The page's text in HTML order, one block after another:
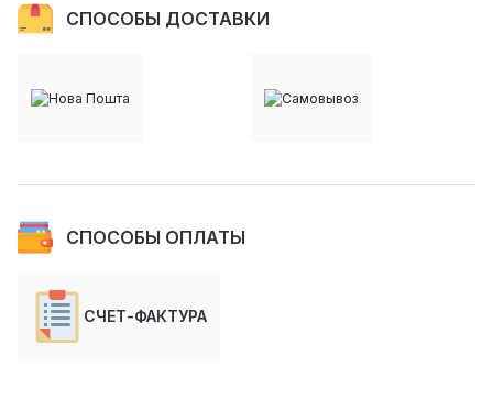
СПОСОБЫ ДОСТАВКИ
СПОСОБЫ ОПЛАТЫ
СЧЕТ-ФАКТУРА